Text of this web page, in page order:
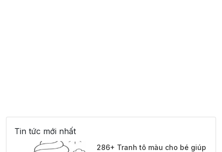
Tin tức mới nhất
286+ Tranh tô màu cho bé giúp